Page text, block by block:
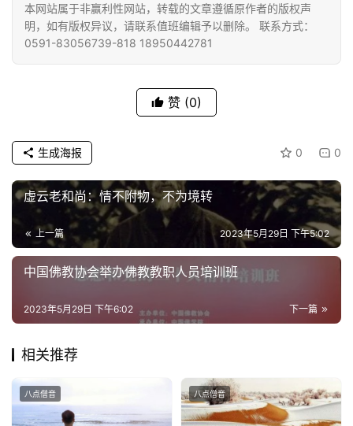
本网站属于非赢利性网站，转载的文章遵循原作者的版权声
明，如有版权异议，请联系值班编辑予以删除。 联系方式：
0591-83056739-818 18950442781
赞 (0)
0 0
生成海报
虚云老和尚：情不附物，不为境转
上一篇 2023年5月29日 下午5:02
中国佛教协会举办佛教教职人员培训班
下一篇
2023年5月29日 下午6:02
相关推荐
八点僧音 八点僧音